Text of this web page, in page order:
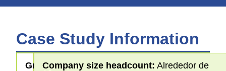
Case Study Information
Greening
Company size headcount: Alrededor de